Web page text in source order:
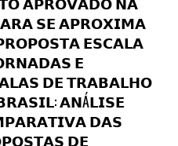
𝗦𝗘 𝗔𝗣𝗥𝗢𝗫𝗜𝗠𝗔
𝗘𝗦𝗖𝗔𝗟𝗔
𝗘
𝗗𝗘 𝗧𝗥𝗔𝗕𝗔𝗟𝗛𝗢
𝗔𝗡Á𝗟𝗜𝗦𝗘
𝗗𝗔𝗦
𝗗𝗘